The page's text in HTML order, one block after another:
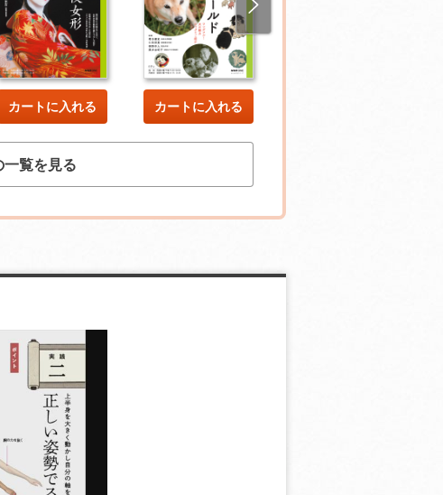
カートに入れる カートに入れる
一覧を見る